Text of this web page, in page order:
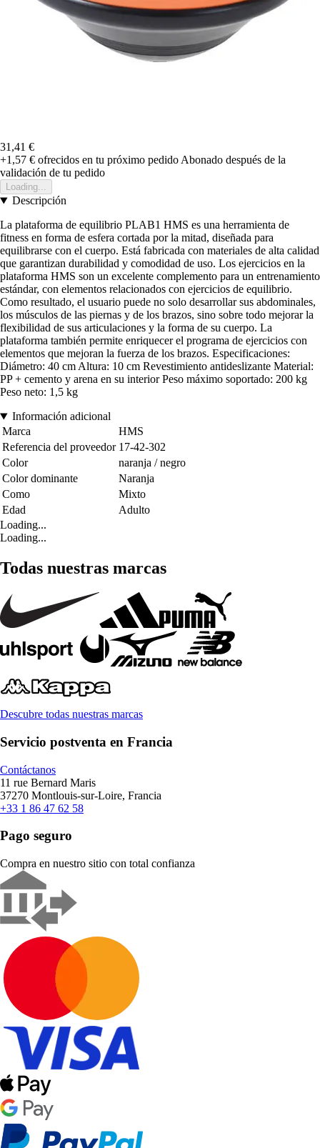
31,41 €
+1,57 € ofrecidos en tu próximo pedido Abonado después de la
validación de tu pedido
Loading...
Descripción
La plataforma de equilibrio PLAB1 HMS es una herramienta de
fitness en forma de esfera cortada por la mitad, diseñada para
equilibrarse con el cuerpo. Está fabricada con materiales de alta calidad
que garantizan durabilidad y comodidad de uso. Los ejercicios en la
plataforma HMS son un excelente complemento para un entrenamiento
estándar, con elementos relacionados con ejercicios de equilibrio.
Como resultado, el usuario puede no solo desarrollar sus abdominales,
los músculos de las piernas y de los brazos, sino sobre todo mejorar la
flexibilidad de sus articulaciones y la forma de su cuerpo. La
plataforma también permite enriquecer el programa de ejercicios con
elementos que mejoran la fuerza de los brazos. Especificaciones:
Diámetro: 40 cm Altura: 10 cm Revestimiento antideslizante Material:
PP + cemento y arena en su interior Peso máximo soportado: 200 kg
Peso neto: 1,5 kg
Información adicional
Marca
HMS
Referencia del proveedor 17-42-302
Color
naranja / negro
Color dominante
Naranja
Como
Mixto
Edad
Adulto
Loading...
Loading...
Todas nuestras marcas
Descubre todas nuestras marcas
Servicio postventa en Francia
Contáctanos
11 rue Bernard Maris
37270 Montlouis-sur-Loire, Francia
+33 1 86 47 62 58
Pago seguro
Compra en nuestro sitio con total confianza